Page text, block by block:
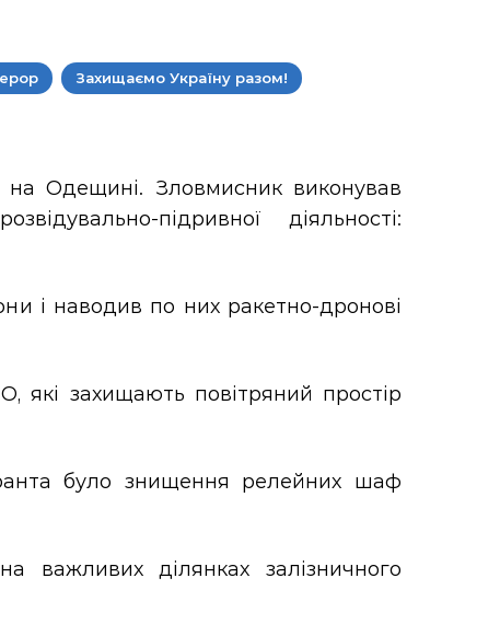
Захищаємо Україну разом!
Одещині. Зловмисник виконував
підривної діяльності:
і наводив по них ракетно-дронові
які захищають повітряний простір
було знищення релейних шаф
ділянках залізничного